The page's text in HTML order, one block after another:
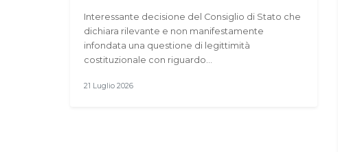
Interessante decisione del Consiglio di Stato che
dichiara rilevante e non manifestamente
infondata una questione di legittimità
costituzionale con riguardo…
21 Luglio 2026